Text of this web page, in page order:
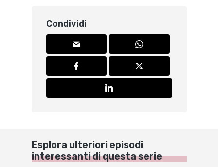
Condividi
Esplora ulteriori episodi
interessanti di questa serie